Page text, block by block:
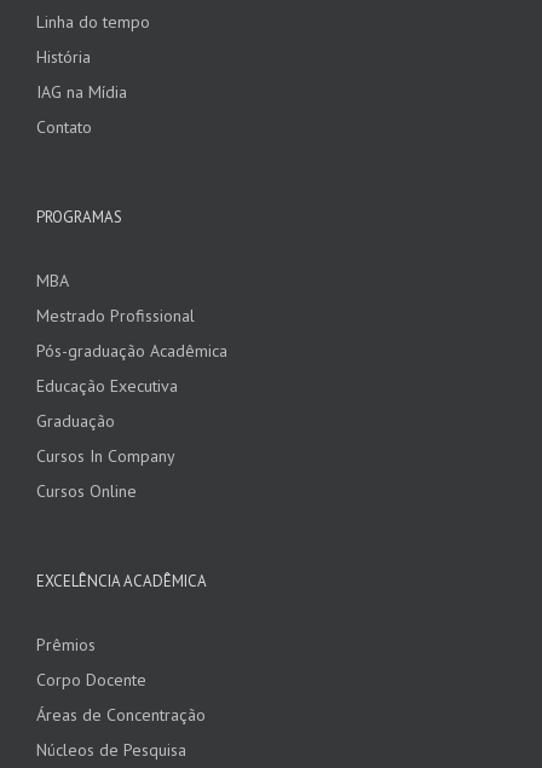
Linha do tempo
História
IAG na Mídia
Contato
PROGRAMAS
MBA
Mestrado Profissional
Pós-graduação Acadêmica
Educação Executiva
Graduação
Cursos In Company
Cursos Online
EXCELÊNCIA ACADÊMICA
Prêmios
Corpo Docente
Áreas de Concentração
Núcleos de Pesquisa